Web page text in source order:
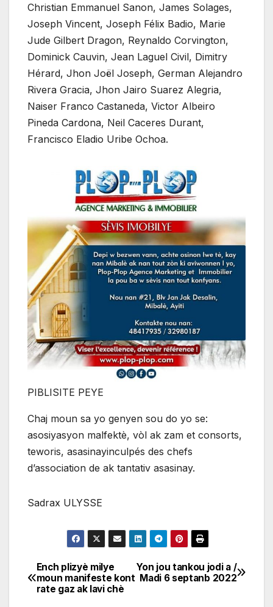
Christian Emmanuel Sanon, James Solages,
Joseph Vincent, Joseph Félix Badio, Marie
Jude Gilbert Dragon, Reynaldo Corvington,
Dominick Cauvin, Jean Laguel Civil, Dimitry
Hérard, Jhon Joël Joseph, German Alejandro
Rivera Gracia, Jhon Jairo Suarez Alegria,
Naiser Franco Castaneda, Victor Albeiro
Pineda Cardona, Neil Caceres Durant,
Francisco Eladio Uribe Ochoa.
PIBLISITE PEYE
Chaj moun sa yo genyen sou do yo se:
asosiyasyon malfektè, vòl ak zam et consorts,
teworis, asasinayinculpés des chefs
d’association de ak tantativ asasinay.
Sadrax ULYSSE
Navigation
de
Yon jou tankou jodi a /
Madi 6 septanb 2022
Ench plizyè milye
moun manifeste kont
rate gaz ak lavi chè